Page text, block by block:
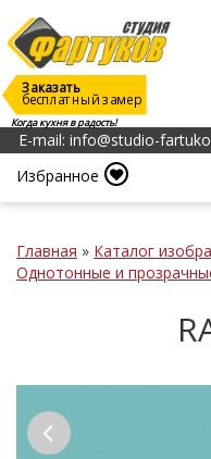
Когда кухня в радость!
Заказать
бесплатный замер
E-mail: info@studio-
Избранное
Главная » Каталог
Однотонные и